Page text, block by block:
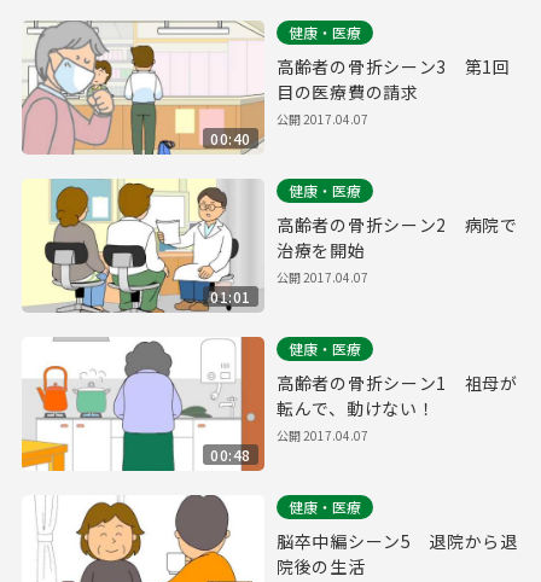
00:40
健康・医療
高齢者の骨折シーン3 第1回
目の医療費の請求
公開2017.04.07
01:01
健康・医療
高齢者の骨折シーン2 病院で
治療を開始
公開2017.04.07
00:48
健康・医療
高齢者の骨折シーン1 祖母が
転んで、動けない！
公開2017.04.07
健康・医療
脳卒中編シーン5 退院から退
院後の生活